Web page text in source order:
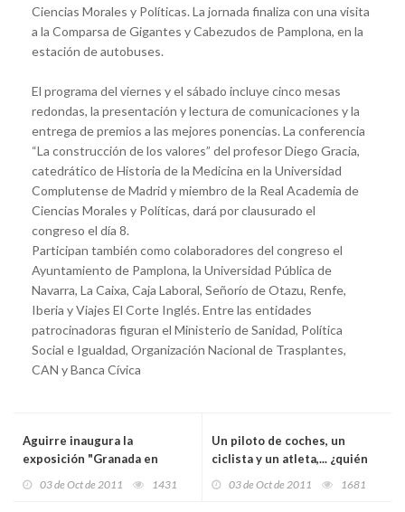
Ciencias Morales y Políticas. La jornada finaliza con una visita
a la Comparsa de Gigantes y Cabezudos de Pamplona, en la
estación de autobuses.
El programa del viernes y el sábado incluye cinco mesas
redondas, la presentación y lectura de comunicaciones y la
entrega de premios a las mejores ponencias. La conferencia
“La construcción de los valores” del profesor Diego Gracia,
catedrático de Historia de la Medicina en la Universidad
Complutense de Madrid y miembro de la Real Academia de
Ciencias Morales y Políticas, dará por clausurado el
congreso el día 8.
Participan también como colaboradores del congreso el
Ayuntamiento de Pamplona, la Universidad Pública de
Navarra, La Caixa, Caja Laboral, Señorío de Otazu, Renfe,
Iberia y Viajes El Corte Inglés. Entre las entidades
patrocinadoras figuran el Ministerio de Sanidad, Política
Social e Igualdad, Organización Nacional de Trasplantes,
CAN y Banca Cívica
Aguirre inaugura la
exposición "Granada en
03 de Oct de 2011 1431
Un piloto de coches, un
ciclista y un atleta,... ¿quién
03 de Oct de 2011 1681